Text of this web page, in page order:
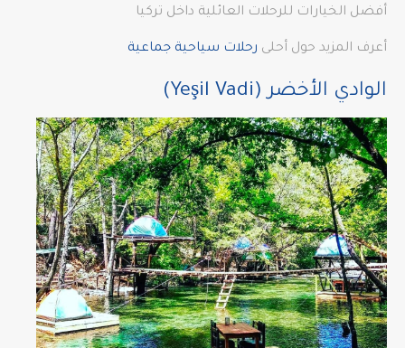
أفضل الخيارات للرحلات العائلية داخل تركيا
أعرف المزيد حول أحلى رحلات سياحية جماعية
الوادي الأخضر (Yeşil Vadi)